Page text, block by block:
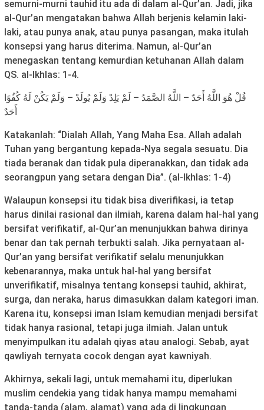
semurni-murni tauhid itu ada di dalam al-Qur’an. Jadi, jika
al-Qur’an mengatakan bahwa Allah berjenis kelamin laki-
laki, atau punya anak, atau punya pasangan, maka itulah
konsepsi yang harus diterima. Namun, al-Qur’an
menegaskan tentang kemurdian ketuhanan Allah dalam
QS. al-Ikhlas: 1-4.
قُلْ هُوَ اللَّهُ أَحَدٌ – اللَّهُ الصَّمَدُ – لَمْ يَلِدْ وَلَمْ يُولَدْ – وَلَمْ يَكُنْ لَهُ كُفُوًا
أَحَدٌ
Katakanlah: “Dialah Allah, Yang Maha Esa. Allah adalah
Tuhan yang bergantung kepada-Nya segala sesuatu. Dia
tiada beranak dan tidak pula diperanakkan, dan tidak ada
seorangpun yang setara dengan Dia”. (al-Ikhlas: 1-4)
Walaupun konsepsi itu tidak bisa diverifikasi, ia tetap
harus dinilai rasional dan ilmiah, karena dalam hal-hal yang
bersifat verifikatif, al-Qur’an menunjukkan bahwa dirinya
benar dan tak pernah terbukti salah. Jika pernyataan al-
Qur’an yang bersifat verifikatif selalu menunjukkan
kebenarannya, maka untuk hal-hal yang bersifat
unverifikatif, misalnya tentang konsepsi tauhid, akhirat,
surga, dan neraka, harus dimasukkan dalam kategori iman.
Karena itu, konsepsi iman Islam kemudian menjadi bersifat
tidak hanya rasional, tetapi juga ilmiah. Jalan untuk
menyimpulkan itu adalah qiyas atau analogi. Sebab, ayat
qawliyah ternyata cocok dengan ayat kawniyah.
Akhirnya, sekali lagi, untuk memahami itu, diperlukan
muslim cendekia yang tidak hanya mampu memahami
tanda-tanda (alam, alamat) yang ada di lingkungan